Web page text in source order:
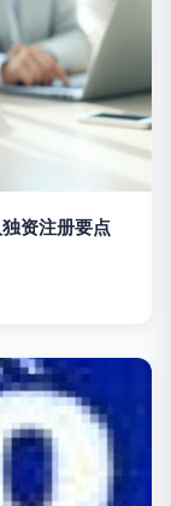
资注册要点